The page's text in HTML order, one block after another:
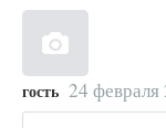
гость 24